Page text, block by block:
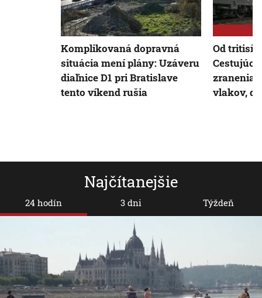
Najčítanejšie
24 hodín 3 dni Týždeň
Komplikovaná dopravná
situácia mení plány: Uzáveru
diaľnice D1 pri Bratislave
tento víkend rušia
Od tritisíc
zranenia
vlakov,